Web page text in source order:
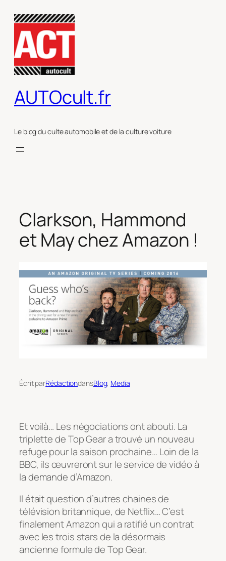
contenu
AUTOcult.fr
Le blog du culte automobile et de la culture voiture
Clarkson, Hammond
et May chez Amazon !
Écrit parRédactiondansBlog, Media
Et voilà… Les négociations ont abouti. La
triplette de Top Gear a trouvé un nouveau
refuge pour la saison prochaine… Loin de la
BBC, ils œuvreront sur le service de vidéo à
la demande d’Amazon.
Il était question d’autres chaines de
télévision britannique, de Netflix… C’est
finalement Amazon qui a ratifié un contrat
avec les trois stars de la désormais
ancienne formule de Top Gear.